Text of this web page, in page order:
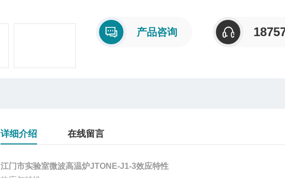
产品咨询
详细介绍 在线留言
江门市实验室微波高温炉JTONE-J1-3效应特性